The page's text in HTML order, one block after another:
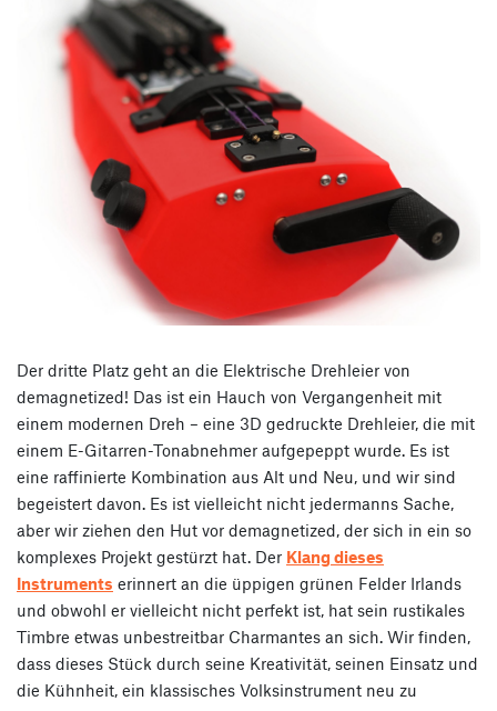
Der dritte Platz geht an die Elektrische Drehleier von
demagnetized! Das ist ein Hauch von Vergangenheit mit
einem modernen Dreh – eine 3D gedruckte Drehleier, die mit
einem E-Gitarren-Tonabnehmer aufgepeppt wurde. Es ist
eine raffinierte Kombination aus Alt und Neu, und wir sind
begeistert davon. Es ist vielleicht nicht jedermanns Sache,
aber wir ziehen den Hut vor demagnetized, der sich in ein so
komplexes Projekt gestürzt hat. Der Klang dieses
Instruments erinnert an die üppigen grünen Felder Irlands
und obwohl er vielleicht nicht perfekt ist, hat sein rustikales
Timbre etwas unbestreitbar Charmantes an sich. Wir finden,
dass dieses Stück durch seine Kreativität, seinen Einsatz und
die Kühnheit, ein klassisches Volksinstrument neu zu